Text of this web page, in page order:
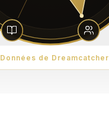
Données de Dreamcatcher